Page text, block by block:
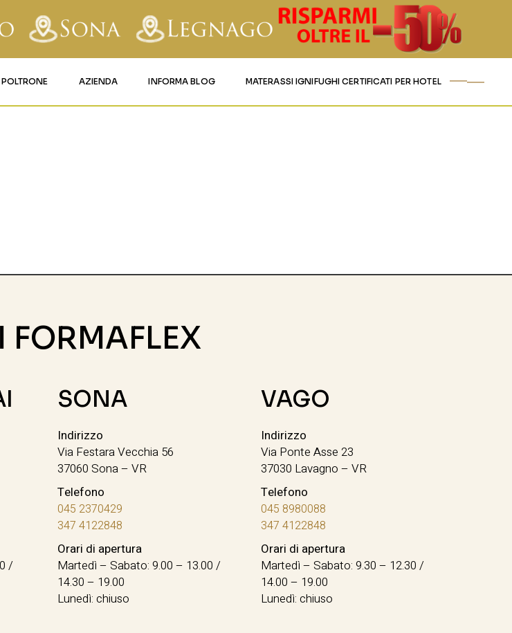
POLTRONE AZIENDA INFORMA BLOG MATERASSI IGNIFUGHI CERTIFICATI PER HOTEL
FORMAFLEX
/
SONA
Indirizzo
Via Festara Vecchia 56
37060 Sona – VR
Telefono
045 2370429
347 4122848
Orari di apertura
Martedì – Sabato: 9.00 – 13.00 /
14.30 – 19.00
Lunedì: chiuso
VAGO
Indirizzo
Via Ponte Asse 23
37030 Lavagno – VR
Telefono
045 8980088
347 4122848
Orari di apertura
Martedì – Sabato: 9.30 – 12.30 /
14.00 – 19.00
Lunedì: chiuso